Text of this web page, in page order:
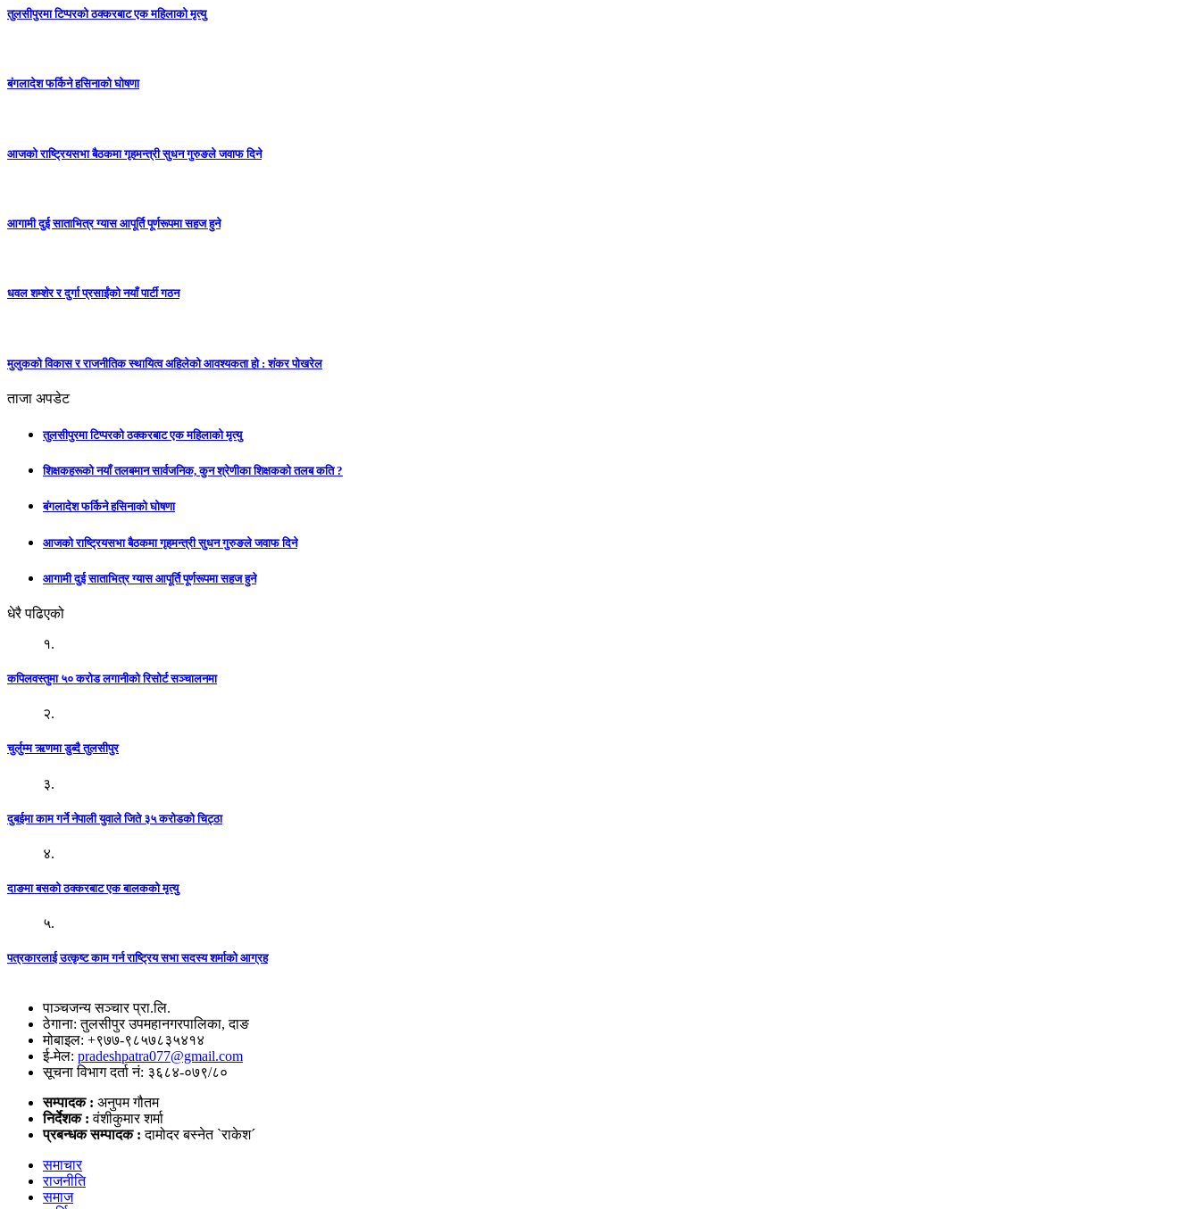
तुलसीपुरमा टिप्परको ठक्करबाट एक महिलाको मृत्यु
बंगलादेश फर्किने हसिनाको घोषणा
आजको राष्ट्रियसभा बैठकमा गृहमन्त्री सुधन गुरुङले जवाफ दिने
आगामी दुई साताभित्र ग्यास आपूर्ति पूर्णरूपमा सहज हुने
धवल शम्शेर र दुर्गा प्रसाईंको नयाँ पार्टी गठन
मुलुकको विकास र राजनीतिक स्थायित्व अहिलेको आवश्यकता हो : शंकर पोखरेल
ताजा अपडेट
तुलसीपुरमा टिप्परको ठक्करबाट एक महिलाको मृत्यु
शिक्षकहरूको नयाँ तलबमान सार्वजनिक, कुन श्रेणीका शिक्षकको तलब कति ?
बंगलादेश फर्किने हसिनाको घोषणा
आजको राष्ट्रियसभा बैठकमा गृहमन्त्री सुधन गुरुङले जवाफ दिने
आगामी दुई साताभित्र ग्यास आपूर्ति पूर्णरूपमा सहज हुने
धेरै पढिएको
१.
कपिलवस्तुमा ५० करोड लगानीको रिसोर्ट सञ्चालनमा
२.
चुर्लुम्म ऋणमा डुब्दै तुलसीपुर
३.
दुबईमा काम गर्ने नेपाली युवाले जिते ३५ करोडको चिट्ठा
४.
दाङमा बसको ठक्करबाट एक बालकको मृत्यु
५.
पत्रकारलाई उत्कृष्ट काम गर्न राष्ट्रिय सभा सदस्य शर्माको आग्रह
पाञ्चजन्य सञ्चार प्रा.लि.
ठेगाना: तुलसीपुर उपमहानगरपालिका, दाङ
मोबाइल: +९७७-९८५७८३५४१४
ई-मेल: pradeshpatra077@gmail.com
सूचना विभाग दर्ता नं: ३६८४-०७९/८०
सम्पादक : अनुपम गौतम
निर्देशक :वंशीकुमार शर्मा
प्रबन्धक सम्पादक :दामोदर बस्नेत `राकेश´
समाचार
राजनीति
समाज